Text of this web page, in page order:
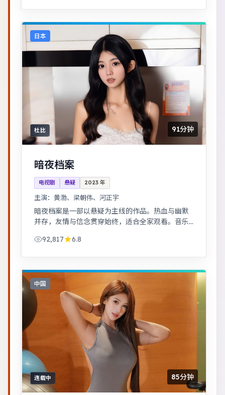
日本
杜比 91分钟
暗夜档案
电视剧 悬疑 2023 年
主演： 黄渤、梁朝伟、河正宇
暗夜档案是一部以悬疑为主线的作品。热血与幽默
并存，友情与信念贯穿始终，适合全家观看。音乐
92,817
6.8
中国
连载中 85分钟